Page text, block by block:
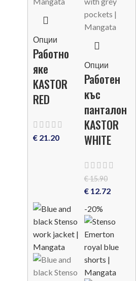
Опции
Работно
яке
KASTOR
RED
€ 21.20
Опции
Работен
къс
панталон
KASTOR
WHITE
€15.90
€ 12.72
-20%